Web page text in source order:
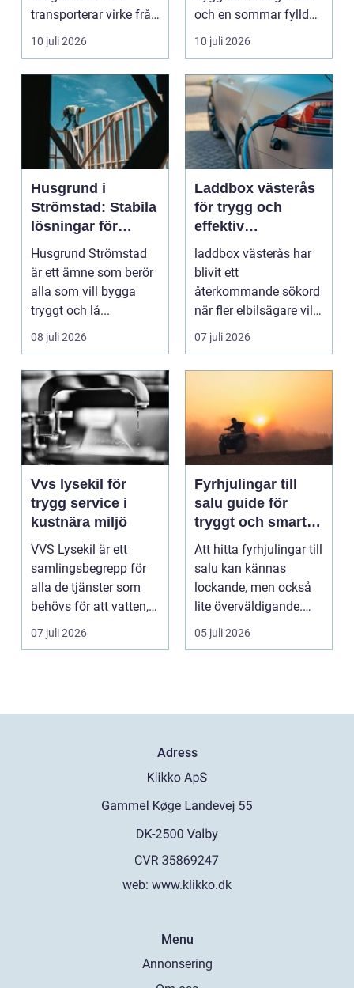
transporterar virke från
avverkningsplatsen till
10 juli 2026
och en sommar fylld
av ofrivilli...
10 juli 2026
Husgrund i
Strömstad: Stabila
lösningar för
boende vid kusten
Husgrund Strömstad
är ett ämne som berör
alla som vill bygga
tryggt och lå...
08 juli 2026
Laddbox västerås
för trygg och
effektiv
hemmaladdning
laddbox västerås har
blivit ett
återkommande sökord
när fler elbilsägare vill
ladda hemma på ett
säk...
07 juli 2026
Vvs lysekil för
trygg service i
kustnära miljö
VVS Lysekil är ett
samlingsbegrepp för
alla de tjänster som
behövs för att vatten,
värme och avlopp ...
07 juli 2026
Fyrhjulingar till
salu guide för
tryggt och smart
köp
Att hitta fyrhjulingar till
salu kan kännas
lockande, men också
lite överväldigande.
Utbudet är stor...
05 juli 2026
Adress
web: www.klikko.dk
Menu
Annonsering